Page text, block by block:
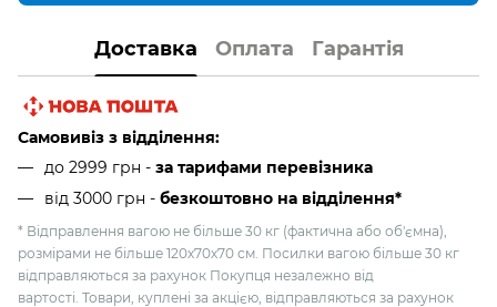
Доставка Оплата Гарантія
Самовивіз з відділення:
до 2999 грн - за тарифами перевізника
від 3000 грн - безкоштовно на відділення*
* Відправлення вагою не більше 30 кг (фактична або об'ємна),
розмірами не більше 120х70х70 см. Посилки вагою більше 30 кг
відправляються за рахунок Покупця незалежно від
вартості. Товари, куплені за акцією, відправляються за рахунок